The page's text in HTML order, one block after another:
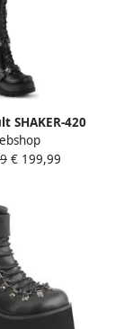
SHAKER-420
Laarzen
Zwart
€ 199,99